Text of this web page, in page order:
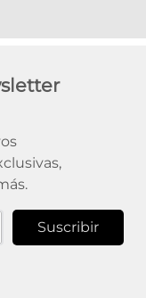
Suscribir